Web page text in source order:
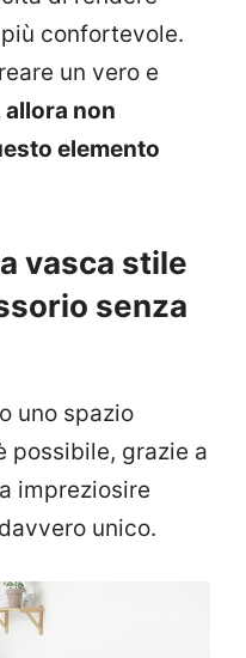
confortevole.
un vero e
allora non
elemento
vasca stile
senza
uno spazio
possibile, grazie a
impreziosire
unico.